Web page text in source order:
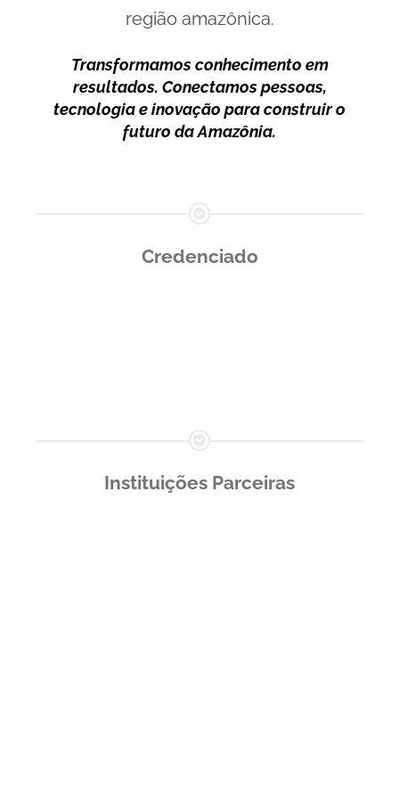
região amazônica.
Transformamos conhecimento em
resultados. Conectamos pessoas,
tecnologia e inovação para construir o
futuro da Amazônia.
Credenciado
Instituições Parceiras